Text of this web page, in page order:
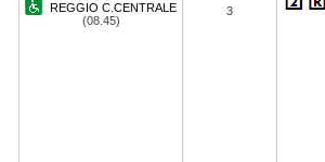
REGGIO C.CENTRALE
(08.45)
3